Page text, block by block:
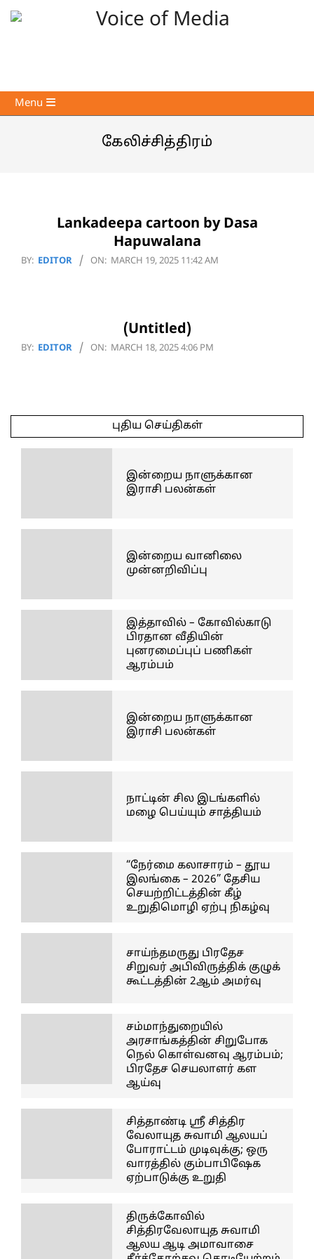
Skip
Voice
of
Primary
Navigation
Menu
கேலிச்சித்திரம்
Lankadeepa cartoon by Dasa
Hapuwalana
2025-
BY: EDITOR ON: MARCH 19, 2025 11:42 AM
(Untitled)
2025-
BY: EDITOR ON: MARCH 18, 2025 4:06 PM
புதிய செய்திகள்
இன்றைய நாளுக்கான
இராசி பலன்கள்
இன்றைய வானிலை
முன்னறிவிப்பு
இத்தாவில் – கோவில்காடு
பிரதான வீதியின்
புனரமைப்புப் பணிகள்
ஆரம்பம்
இன்றைய நாளுக்கான
இராசி பலன்கள்
நாட்டின் சில இடங்களில்
மழை பெய்யும் சாத்தியம்
“நேர்மை கலாசாரம் – தூய
இலங்கை – 2026” தேசிய
செயற்றிட்டத்தின் கீழ்
உறுதிமொழி ஏற்பு நிகழ்வு
சாய்ந்தமருது பிரதேச
சிறுவர் அபிவிருத்திக் குழுக்
கூட்டத்தின் 2ஆம் அமர்வு
சம்மாந்துறையில்
அரசாங்கத்தின் சிறுபோக
நெல் கொள்வனவு ஆரம்பம்;
பிரதேச செயலாளர் கள
ஆய்வு
சித்தாண்டி ஸ்ரீ சித்திர
வேலாயுத சுவாமி ஆலயப்
போராட்டம் முடிவுக்கு; ஒரு
வாரத்தில் கும்பாபிஷேக
ஏற்பாடுக்கு உறுதி
திருக்கோவில்
சித்திரவேலாயுத சுவாமி
ஆலய ஆடி அமாவாசை